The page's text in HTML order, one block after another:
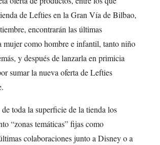
de Lefties en la Gran Vía de Bilbao,
encontrarán las últimas
mujer como hombre e infantil, tanto niño
y después de lanzarla en primicia
sumar la nueva oferta de Lefties
toda la superficie de la tienda los
“zonas temáticas” fijas como
colaboraciones junto a Disney o a